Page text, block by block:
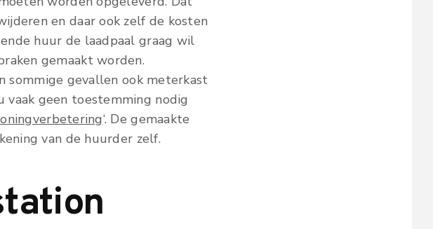
en daar ook zelf de kosten
huur de laadpaal graag wil
gemaakt worden.
sommige gevallen ook meterkast
geen toestemming nodig
‘. De gemaakte
van de huurder zelf.